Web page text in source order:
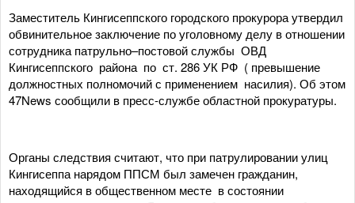
Заместитель Кингисеппского городского прокурора утвердил
обвинительное заключение по уголовному делу в отношении
сотрудника патрульно–постовой службы ОВД
Кингисеппского района по ст. 286 УК РФ ( превышение
должностных полномочий с применением насилия). Об этом
47News сообщили в пресс-службе областной прокуратуры.
Органы следствия считают, что при патрулировании улиц
Кингисеппа нарядом ППСМ был замечен гражданин,
находящийся в общественном месте в состоянии